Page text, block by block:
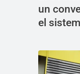
un
el